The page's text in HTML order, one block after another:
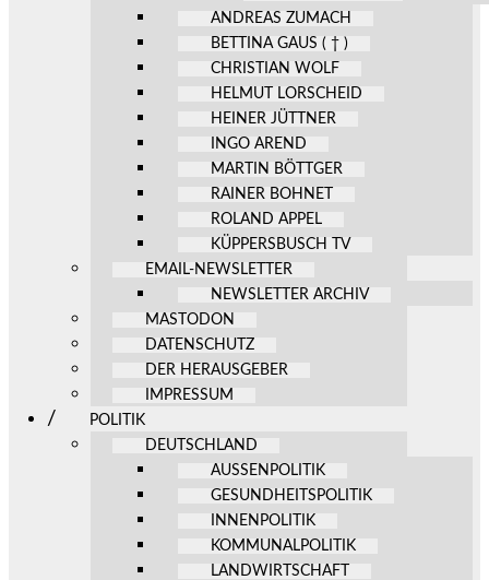
ANDREAS ZUMACH
BETTINA GAUS ( † )
CHRISTIAN WOLF
HELMUT LORSCHEID
HEINER JÜTTNER
INGO AREND
MARTIN BÖTTGER
RAINER BOHNET
ROLAND APPEL
KÜPPERSBUSCH TV
EMAIL-NEWSLETTER
NEWSLETTER ARCHIV
MASTODON
DATENSCHUTZ
DER HERAUSGEBER
IMPRESSUM
POLITIK
DEUTSCHLAND
AUSSENPOLITIK
GESUNDHEITSPOLITIK
INNENPOLITIK
KOMMUNALPOLITIK
LANDWIRTSCHAFT